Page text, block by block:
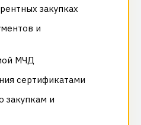
закупках
и
МЧД
сертификатами
закупкам и